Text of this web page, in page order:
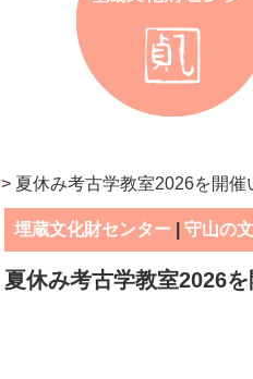
> 夏休み考古学教室2026を開催
埋蔵文化財センター 守山の
夏休み考古学教室2026